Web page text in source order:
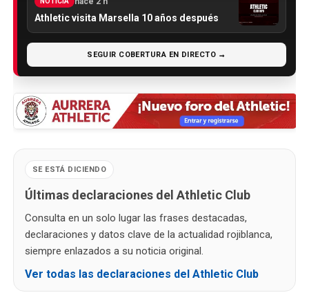
Athletic visita Marsella 10 años después
SEGUIR COBERTURA EN DIRECTO →
SE ESTÁ DICIENDO
Últimas declaraciones del Athletic Club
Consulta en un solo lugar las frases destacadas,
declaraciones y datos clave de la actualidad rojiblanca,
siempre enlazados a su noticia original.
Ver todas las declaraciones del Athletic Club